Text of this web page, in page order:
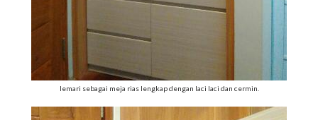
lemari sebagai meja rias lengkap dengan laci laci dan cermin.